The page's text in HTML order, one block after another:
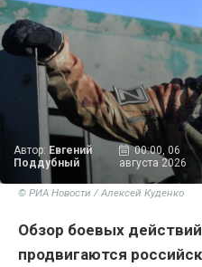
Автор: Евгений
Поддубный
00:00, 06
августа 2026
© РИА Новости / Алексей Куденко
Обзор боевых действий
продвигаются